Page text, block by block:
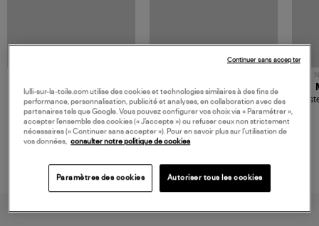
480,00 €
JEROME DREYFUSS
Sac Bobi S Cuir Lamé
Champagne
189,00 €
TORAL
Mocassins Killian Sport
Mousse
lulli-sur-la-toile.com utilise des cookies et technologies similaires à des fins de
performance, personnalisation, publicité et analyses, en collaboration avec des
partenaires tels que Google. Vous pouvez configurer vos choix via « Paramétrer »,
accepter l’ensemble des cookies (« J’accepte ») ou refuser ceux non strictement
nécessaires (« Continuer sans accepter »). Pour en savoir plus sur l’utilisation de
vos données, consulter notre politique de cookies
Paramètres des cookies Autoriser tous les cookies
Continuer sans accepter